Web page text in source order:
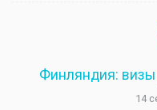
Финляндия: визы
14